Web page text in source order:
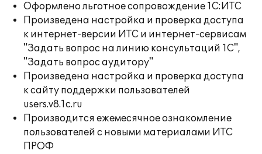
Оформлено льготное сопровождение 1С:ИТС
Произведена настройка и проверка доступа
к интернет-версии ИТС и интернет-сервисам
"Задать вопрос на линию консультаций 1С",
"Задать вопрос аудитору"
Произведена настройка и проверка доступа
к сайту поддержки пользователей
users.v8.1c.ru
Производится ежемесячное ознакомление
пользователей с новыми материалами ИТС
ПРОФ